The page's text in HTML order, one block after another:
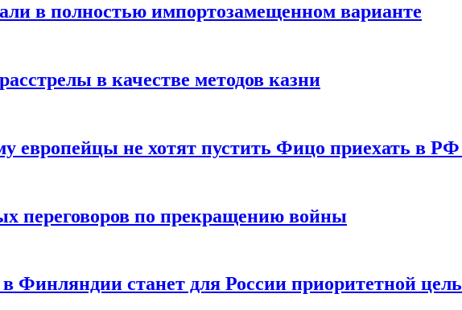
в полностью импортозамещенном варианте
в качестве методов казни
европейцы не хотят пустить Фицо приехать в
переговоров по прекращению войны
Финляндии станет для России приоритетной